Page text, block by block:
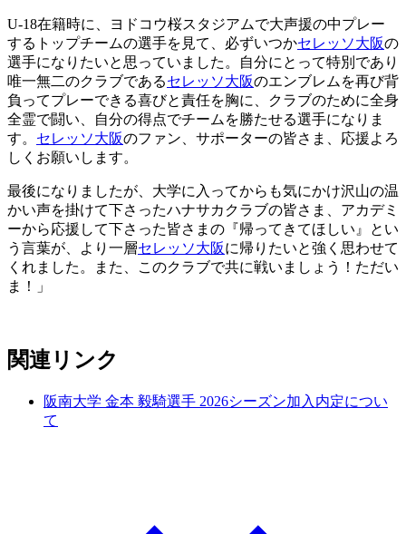
U-18在籍時に、ヨドコウ桜スタジアムで大声援の中プレー
するトップチームの選手を見て、必ずいつかセレッソ大阪の
選手になりたいと思っていました。自分にとって特別であり
唯一無二のクラブであるセレッソ大阪のエンブレムを再び背
負ってプレーできる喜びと責任を胸に、クラブのために全身
全霊で闘い、自分の得点でチームを勝たせる選手になりま
す。 セレッソ大阪のファン、サポーターの皆さま、応援よろ
しくお願いします。
最後になりましたが、大学に入ってからも気にかけ沢山の温
かい声を掛けて下さったハナサカクラブの皆さま、アカデミ
ーから応援して下さった皆さまの『帰ってきてほしい』とい
う言葉が、より一層セレッソ大阪に帰りたいと強く思わせて
くれました。また、このクラブで共に戦いましょう！ただい
ま！」
関連リンク
阪南大学 金本 毅騎選手 2026シーズン加入内定につい
て